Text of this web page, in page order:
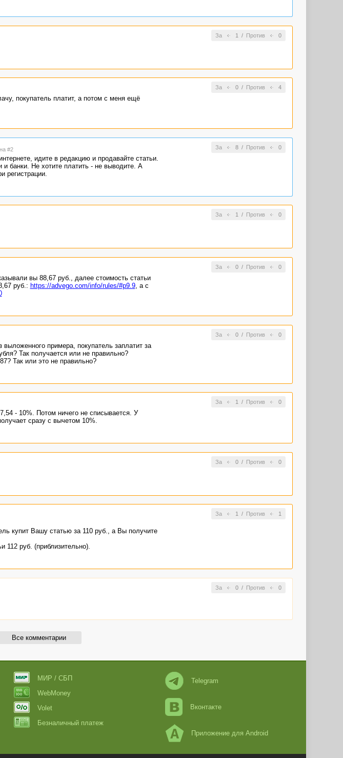
За 1 / Против 0
За 0/ Против 4
покупатель платит, а потом с меня ещё
За 8/ Против 0
#2
идите в редакцию и продавайте статьи.
и банки. Не хотите платить - не выводите. А
регистрации.
За 1 / Против 0
За 0/ Против 0
вы 88,67 руб., далее стоимость статьи
руб.: https://advego.com/info/rules/#p9.9, а с
За 0/ Против 0
примера, покупатель заплатит за
Так получается или не правильно?
Так или это не правильно?
За 1 / Против 0
- 10%. Потом ничего не списывается. У
сразу с вычетом 10%.
За 0/ Против 0
За 1 / Против 1
купит Вашу статью за 110 руб., а Вы получите
112 руб. (приблизительно).
За 0/ Против 0
Все комментарии
МИР / СБП
WebMoney
Volet
Безналичный платеж
Telegram
Вконтакте
Приложение для Android